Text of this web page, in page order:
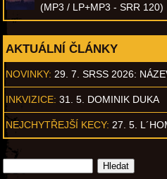
(MP3 / LP+MP3 - SRR 120)
AKTUÁLNÍ ČLÁNKY
NOVINKY: 29. 7. SRSS 2026:
INKVIZICE: 31. 5. DOMINIK DUKA
NEJCHYTŘEJŠÍ KECY: 27. 5.